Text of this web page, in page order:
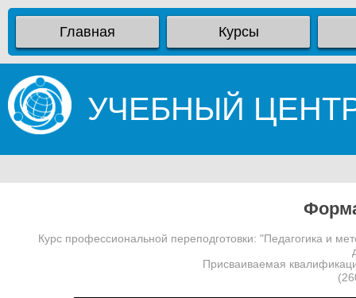
Главная Курсы
УЧЕБНЫЙ
Курс профессиональной переподготовки: "Педагогика и
Присваиваемая